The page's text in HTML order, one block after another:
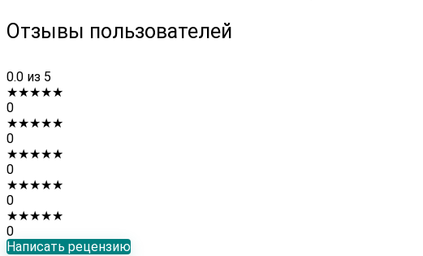
Отзывы пользователей
0.0 из 5
★★★★★
0
★★★★★
0
★★★★★
0
★★★★★
0
★★★★★
0
Написать рецензию